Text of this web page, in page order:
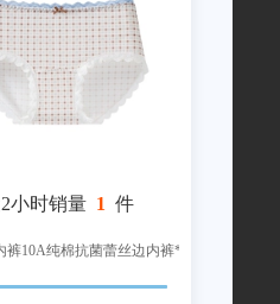
小时销量 1 件
裤10A纯棉抗菌蕾丝边内裤*3